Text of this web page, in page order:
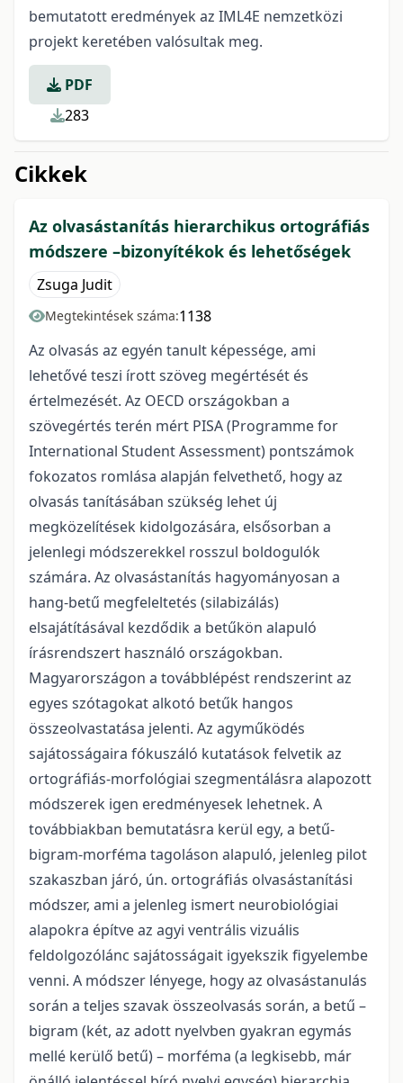
bemutatott eredmények az IML4E nemzetközi
projekt keretében valósultak meg.
PDF
283
Cikkek
Az olvasástanítás hierarchikus ortográfiás
módszere –bizonyítékok és lehetőségek
Zsuga Judit
Megtekintések száma:1138
Az olvasás az egyén tanult képessége, ami
lehetővé teszi írott szöveg megértését és
értelmezését. Az OECD országokban a
szövegértés terén mért PISA (Programme for
International Student Assessment) pontszámok
fokozatos romlása alapján felvethető, hogy az
olvasás tanításában szükség lehet új
megközelítések kidolgozására, elsősorban a
jelenlegi módszerekkel rosszul boldogulók
számára. Az olvasástanítás hagyományosan a
hang-betű megfeleltetés (silabizálás)
elsajátításával kezdődik a betűkön alapuló
írásrendszert használó országokban.
Magyarországon a továbblépést rendszerint az
egyes szótagokat alkotó betűk hangos
összeolvastatása jelenti. Az agyműködés
sajátosságaira fókuszáló kutatások felvetik az
ortográfiás-morfológiai szegmentálásra alapozott
módszerek igen eredményesek lehetnek. A
továbbiakban bemutatásra kerül egy, a betű-
bigram-morféma tagoláson alapuló, jelenleg pilot
szakaszban járó, ún. ortográfiás olvasástanítási
módszer, ami a jelenleg ismert neurobiológiai
alapokra építve az agyi ventrális vizuális
feldolgozólánc sajátosságait igyekszik figyelembe
venni. A módszer lényege, hogy az olvasástanulás
során a teljes szavak összeolvasás során, a betű –
bigram (két, az adott nyelvben gyakran egymás
mellé kerülő betű) – morféma (a legkisebb, már